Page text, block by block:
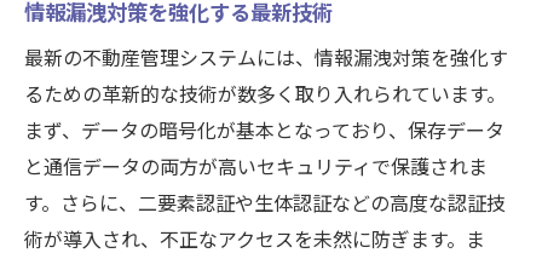
情報漏洩対策を強化する最新技術
最新の不動産管理システムには、情報漏洩対策を強化す
るための革新的な技術が数多く取り入れられています。
まず、データの暗号化が基本となっており、保存データ
と通信データの両方が高いセキュリティで保護されま
す。さらに、二要素認証や生体認証などの高度な認証技
術が導入され、不正なアクセスを未然に防ぎます。ま